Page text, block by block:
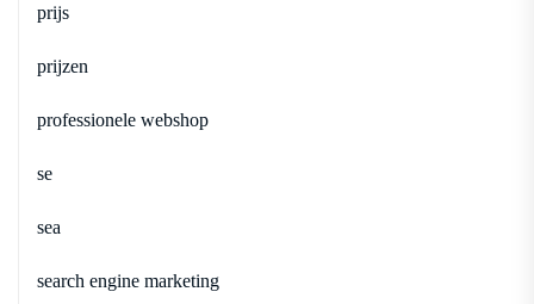
prijs
prijzen
professionele webshop
se
sea
search engine marketing